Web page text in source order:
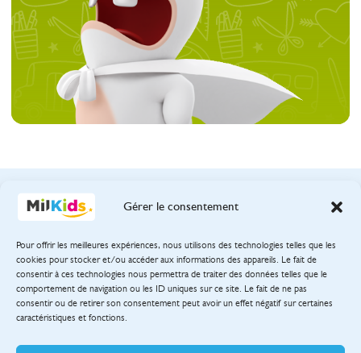
Gérer le consentement
Pour offrir les meilleures expériences, nous utilisons des technologies telles que les
cookies pour stocker et/ou accéder aux informations des appareils. Le fait de
consentir à ces technologies nous permettra de traiter des données telles que le
comportement de navigation ou les ID uniques sur ce site. Le fait de ne pas
consentir ou de retirer son consentement peut avoir un effet négatif sur certaines
caractéristiques et fonctions.
38 rue de Berri
75800 Paris